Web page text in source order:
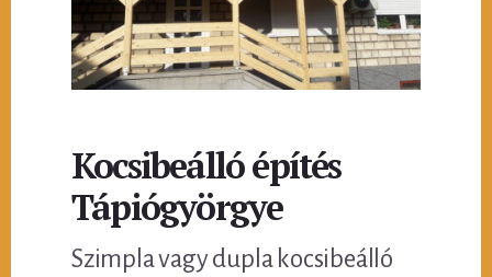
Kocsibeálló építés
Tápiógyörgye
Szimpla vagy dupla kocsibeálló